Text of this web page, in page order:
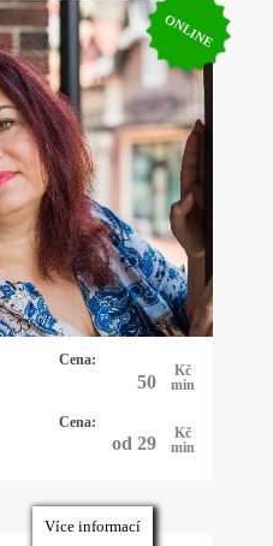
ONLINE
Cena:
50
Kč
min
Cena:
od 29
Kč
min
Edita
s andělskými,
kartami a vykladám
přivedla mimo jiné i
uznávané kartářky,
k ní byla poslána,
pomáhala lidem.
zavolání.
Více informací